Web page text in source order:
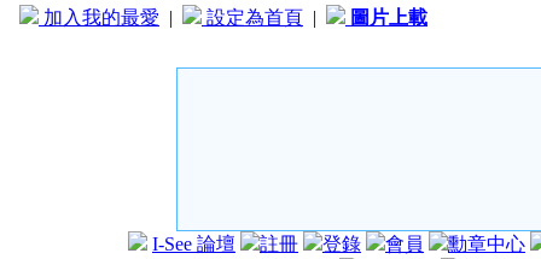
加入我的最愛 | 設定為首頁 | 圖片上載
I-See 論壇 註冊 登錄 會員
勳章中心